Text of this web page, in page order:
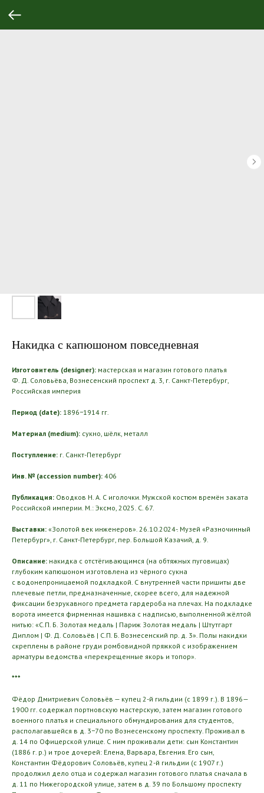
Накидка с капюшоном повседневная
Изготовитель (designer): мастерская и магазин готового платья
Ф. Д. Соловьёва, Вознесенский проспект д. 3, г. Санкт-Петербург,
Российская империя
Период (date): 1896−1914 гг.
Материал (medium): сукно, шёлк, металл
Поступление: г. Санкт-Петербург
Инв. № (accession number): 406
Публикация: Оводков Н. А. С иголочки. Мужской костюм времён заката
Российской империи. М.: Эксмо, 2025. С. 67.
Выставки: «Золотой век инженеров». 26.10.2024-. Музей «Разночинный
Петербург», г. Санкт-Петербург, пер. Большой Казачий, д. 9.
Описание: накидка с отстёгивающимся (на обтяжных пуговицах)
глубоким капюшоном изготовлена из чёрного сукна
с водонепроницаемой подкладкой. С внутренней части пришиты две
плечевые петли, предназначенные, скорее всего, для надежной
фиксации безрукавного предмета гардероба на плечах. На подкладке
ворота имеется фирменная нашивка с надписью, выполненной жёлтой
нитью: «С.П. Б. Золотая медаль | Париж Золотая медаль | Штутгарт
Диплом | Ф. Д. Соловьёв | С.П. Б. Вознесенский пр. д. 3». Полы накидки
скреплены в районе груди ромбовидной пряжкой с изображением
арматуры ведомства «перекрещенные якорь и топор».
***
Фёдор Дмитриевич Соловьёв — купец 2-й гильдии (с 1899 г.). В 1896—
1900 гг. содержал портновскую мастерскую, затем магазин готового
военного платья и специального обмундирования для студентов,
располагавшейся в д. 3−70 по Вознесенскому проспекту. Проживал в
д. 14 по Офицерской улице. С ним проживали дети: сын Константин
(1886 г. р.) и трое дочерей: Елена, Варвара, Евгения. Его сын,
Константин Фёдорович Соловьёв, купец 2-й гильдии (с 1907 г.)
продолжил дело отца и содержал магазин готового платья сначала в
д. 11 по Нижегородской улице, затем в д. 39 по Большому проспекту